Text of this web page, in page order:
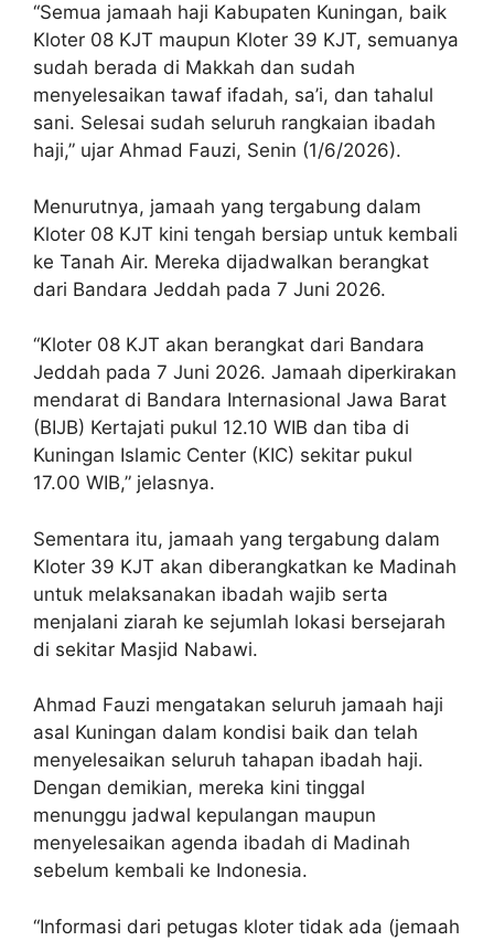
“Semua jamaah haji Kabupaten Kuningan, baik
Kloter 08 KJT maupun Kloter 39 KJT, semuanya
sudah berada di Makkah dan sudah
menyelesaikan tawaf ifadah, sa’i, dan tahalul
sani. Selesai sudah seluruh rangkaian ibadah
haji,” ujar Ahmad Fauzi, Senin (1/6/2026).
Menurutnya, jamaah yang tergabung dalam
Kloter 08 KJT kini tengah bersiap untuk kembali
ke Tanah Air. Mereka dijadwalkan berangkat
dari Bandara Jeddah pada 7 Juni 2026.
“Kloter 08 KJT akan berangkat dari Bandara
Jeddah pada 7 Juni 2026. Jamaah diperkirakan
mendarat di Bandara Internasional Jawa Barat
(BIJB) Kertajati pukul 12.10 WIB dan tiba di
Kuningan Islamic Center (KIC) sekitar pukul
17.00 WIB,” jelasnya.
Sementara itu, jamaah yang tergabung dalam
Kloter 39 KJT akan diberangkatkan ke Madinah
untuk melaksanakan ibadah wajib serta
menjalani ziarah ke sejumlah lokasi bersejarah
di sekitar Masjid Nabawi.
Ahmad Fauzi mengatakan seluruh jamaah haji
asal Kuningan dalam kondisi baik dan telah
menyelesaikan seluruh tahapan ibadah haji.
Dengan demikian, mereka kini tinggal
menunggu jadwal kepulangan maupun
menyelesaikan agenda ibadah di Madinah
sebelum kembali ke Indonesia.
“Informasi dari petugas kloter tidak ada (jemaah